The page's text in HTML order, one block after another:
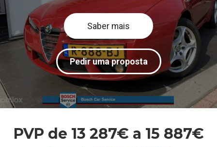
Saber mais
Pedir uma proposta
PVP de 13 287€ a 15 887€